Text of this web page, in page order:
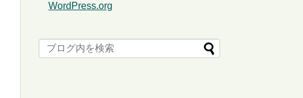
WordPress.org